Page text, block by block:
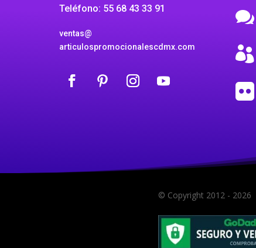
Teléfono: 55 68 43 33 91
ventas@
articulospromocionalescdmx.com



© Copyright 2012 - 2026